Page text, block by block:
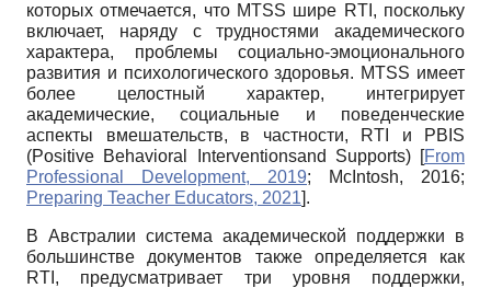
которых отмечается, что MTSS шире RTI, поскольку
включает, наряду с трудностями академического
характера, проблемы социально-эмоционального
развития и психологического здоровья. MTSS имеет
более целостный характер, интегрирует
академические, социальные и поведенческие
аспекты вмешательств, в частности, RTI и PBIS
(Positive Behavioral Interventionsand Supports) [From
Professional Development, 2019; McIntosh, 2016;
Preparing Teacher Educators, 2021].
В Австралии система академической поддержки в
большинстве документов также определяется как
RTI, предусматривает три уровня поддержки,